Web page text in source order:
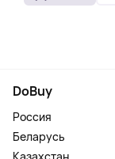
DoBuy
Россия
Беларусь